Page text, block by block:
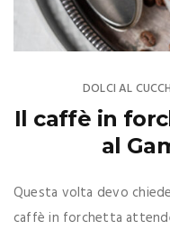
DOLCI AL
Il caffè in
al
Questa volta devo
caffè in forchetta